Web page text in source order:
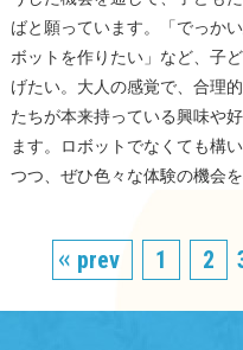
ばと願っています。「でっか
ボットを作りたい」など、子
げたい。大人の感覚で、合理
たちが本来持っている興味や
ます。ロボットでなくても構
つつ、ぜひ色々な体験の機会
prev 1 2